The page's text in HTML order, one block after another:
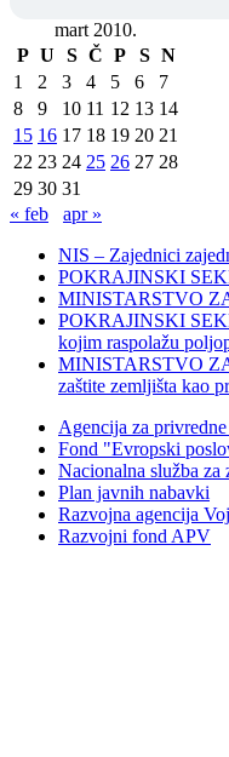
mart 2010.
P U S Č P S N
1
2 3 4 5 6
7
8
9 10 11 12 13 14
15 16 17 18 19 20 21
22 23 24 25 26 27 28
29 30 31
« feb
apr »
NIS – Zajednici
POKRAJINSKI
MINISTARSTVO ZA
POKRAJINSKI
kojim raspolažu
MINISTARSTVO
zaštite zemljišta kao
Agencija za
Fond "Evropski
Nacionalna služba za
Plan javnih nabavki
Razvojna agencija
Razvojni fond APV